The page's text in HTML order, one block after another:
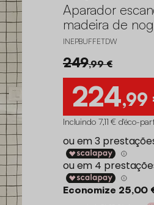
Aparador
madeira de
INEPBUFFETDW
249,99 €
224,99
Incluindo 7,11 € d'éco-part
Economize 25,00